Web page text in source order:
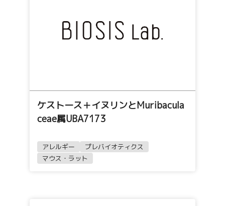
ケストース＋イヌリンとMuribacula
ceae属UBA7173
アレルギー
プレバイオティクス
マウス・ラット